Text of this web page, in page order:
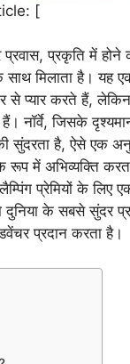
[
प्रवास, प्रकृति में होने
मिलाता है। यह
से प्यार करते हैं,
नॉर्वे, जिसके दृश्यमान
सुंदरता है, ऐसे एक
रूप में अभिव्यक्ति
प्रेमियों के लिए
दुनिया के सबसे सुंदर
प्रदान करता है।